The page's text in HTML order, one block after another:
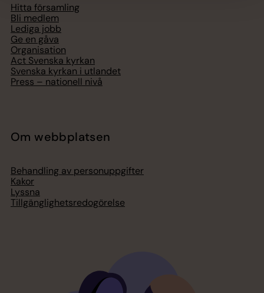
Hitta församling
Bli medlem
Lediga jobb
Ge en gåva
Organisation
Act Svenska kyrkan
Svenska kyrkan i utlandet
Press – nationell nivå
Om webbplatsen
Behandling av personuppgifter
Kakor
Lyssna
Tillgänglighetsredogörelse